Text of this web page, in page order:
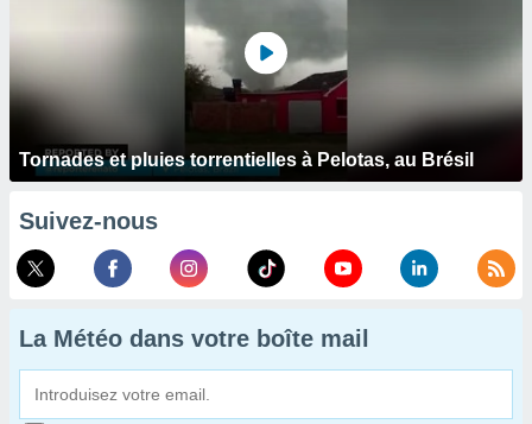
Tornades et pluies torrentielles à Pelotas, au Brésil
Suivez-nous
La Météo dans votre boîte mail